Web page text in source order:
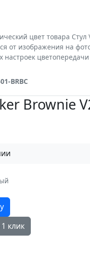
цвет товара Стул
от изображения на
настроек
BRBC
Brownie
клик